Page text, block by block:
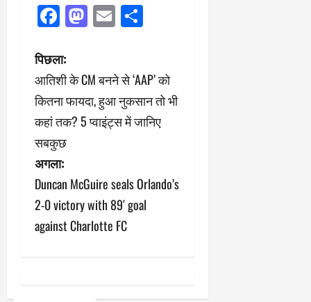
Facebook
Mastodon
Email
पो
स्ट
ने
वि
गे
श
न
पिछला:
आतिशी के CM बनने से ‘AAP’ को
कितना फायदा, हुआ नुकसान तो भी
कहां तक? 5 प्वाइंट्स में जानिए
सबकुछ
अगला:
Duncan McGuire seals Orlando’s
2-0 victory with 89′ goal
against Charlotte FC